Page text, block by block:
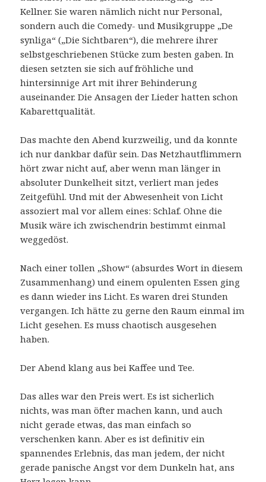
Kellner. Sie waren nämlich nicht nur Personal,
sondern auch die Comedy- und Musikgruppe „De
synliga“ („Die Sichtbaren“), die mehrere ihrer
selbstgeschriebenen Stücke zum besten gaben. In
diesen setzten sie sich auf fröhliche und
hintersinnige Art mit ihrer Behinderung
auseinander. Die Ansagen der Lieder hatten schon
Kabarettqualität.
Das machte den Abend kurzweilig, und da konnte
ich nur dankbar dafür sein. Das Netzhautflimmern
hört zwar nicht auf, aber wenn man länger in
absoluter Dunkelheit sitzt, verliert man jedes
Zeitgefühl. Und mit der Abwesenheit von Licht
assoziert mal vor allem eines: Schlaf. Ohne die
Musik wäre ich zwischendrin bestimmt einmal
weggedöst.
Nach einer tollen „Show“ (absurdes Wort in diesem
Zusammenhang) und einem opulenten Essen ging
es dann wieder ins Licht. Es waren drei Stunden
vergangen. Ich hätte zu gerne den Raum einmal im
Licht gesehen. Es muss chaotisch ausgesehen
haben.
Der Abend klang aus bei Kaffee und Tee.
Das alles war den Preis wert. Es ist sicherlich
nichts, was man öfter machen kann, und auch
nicht gerade etwas, das man einfach so
verschenken kann. Aber es ist definitiv ein
spannendes Erlebnis, das man jedem, der nicht
gerade panische Angst vor dem Dunkeln hat, ans